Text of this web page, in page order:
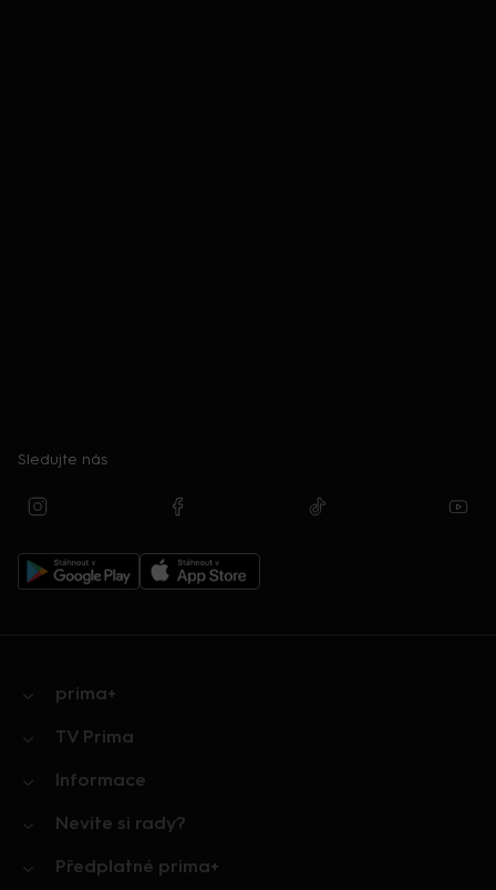
Sledujte nás
prima+
TV Prima
Informace
Nevíte si rady?
Předplatné prima+